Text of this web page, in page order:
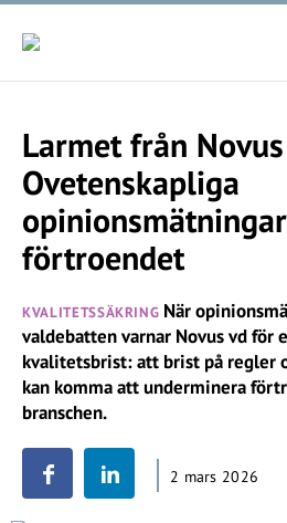
Larmet från
Ovetenskapliga
förtroendet
KVALITETSSÄKRING När
valdebatten varnar Novus vd för
kvalitetsbrist: att brist på regler
kan komma att underminera
branschen.
2 mars 2026